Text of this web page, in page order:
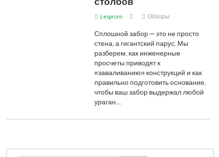
Lesprom Обзоры
Сплошной забор — это не просто
стена, а гигантский парус. Мы
разберем, как инженерные
просчеты приводят к
«заваливанию» конструкций и как
правильно подготовить основание,
чтобы ваш забор выдержал любой
ураган.…